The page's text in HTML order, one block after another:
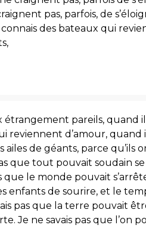
pas, parfois, de
des bateaux qui
étrangement pareils, quand
reviennent d’amour,
ailes de géants, parce qu’ils
que tout pouvait soudain
que le monde pouvait
enfants de sourire, et le
pas que la terre pouvait
Je ne savais pas que